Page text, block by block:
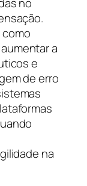
a
e
de erro
na